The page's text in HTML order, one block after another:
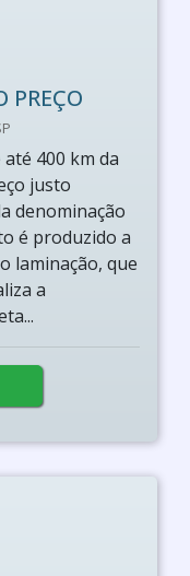
PREÇO
400 km da
justo
denominação
é produzido a
laminação, que
a